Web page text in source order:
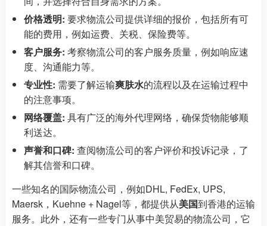
价格透明: 要求物流公司提供详细的报价，包括所有可
能的费用，例如运费、关税、保险费等。
客户服务: 考察物流公司的客户服务质量，例如响应速
度、沟通能力等。
专业性: 需要了解运输爽肤水的流程以及在运输过程中
的注意事项。
网络覆盖: 具有广泛的海外代理网络，确保货物能够顺
利送达。
声誉和口碑: 查阅物流公司的客户评价和投诉记录，了
解其信誉和口碑。
一些知名的国际物流公司，例如DHL, FedEx, UPS,
Maersk，Kuehne + Nagel等，都提供从美国到香港的运输
服务。此外，还有一些专门从事中美贸易的物流公司，它